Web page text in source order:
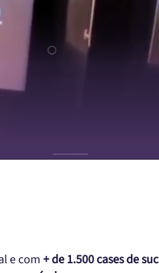
e com + de 1.500 cases de